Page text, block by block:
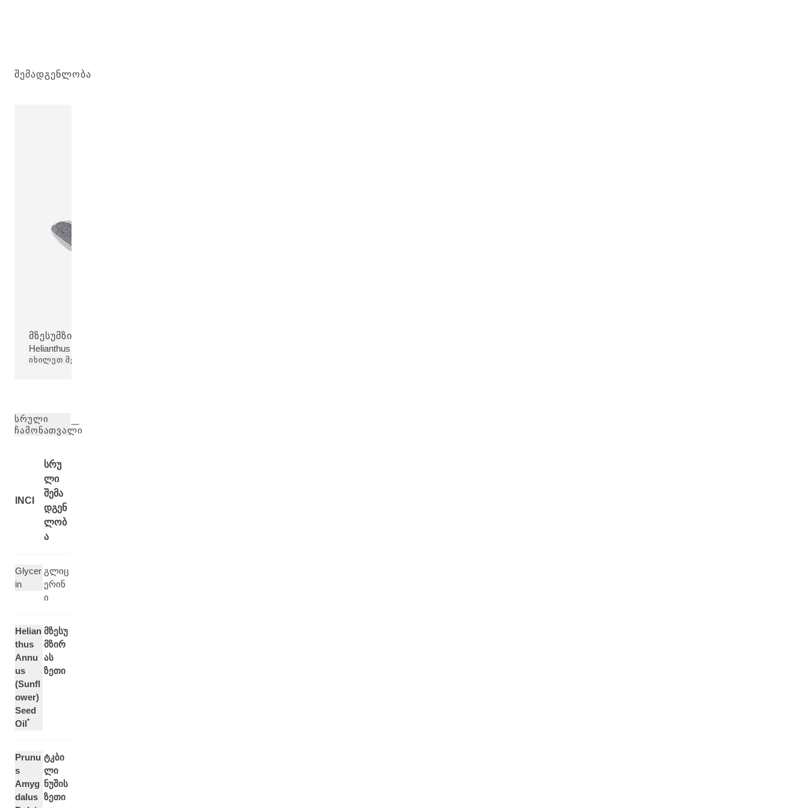
ᲨᲔᲛᲐᲓᲒᲔᲜᲚᲝᲑᲐ
ᲛᲖᲔᲡᲣᲛᲖᲘᲠᲐᲡ ᲖᲔᲗᲘ
Helianthus Annuus (Sunflower) Seed Oil
ᲘᲮᲘᲚᲔᲗ ᲛᲔᲢᲘ
ᲡᲠᲣᲚᲘ
ᲩᲐᲛᲝᲜᲐᲗᲕᲐᲚᲘ
INCI
სრუ
ლი
შემა
დგენ
ლობ
ა
Glycer
in
გლიც
ერინ
ი
Helian
thus
Annu
us
(Sunfl
ower)
Seed
Oil*
მზესუ
მზირ
ას
ზეთი
Prunu
s
Amyg
dalus
ტკბი
ლი
ნუშის
ზეთი